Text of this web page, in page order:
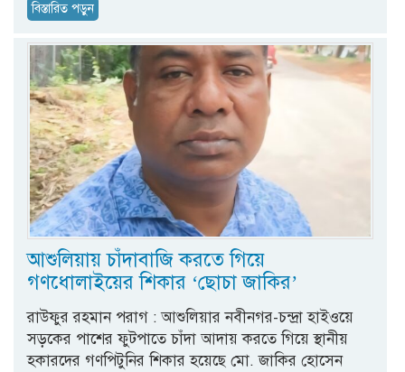
বিস্তারিত পড়ুন
আশুলিয়ায় চাঁদাবাজি করতে গিয়ে
গণধোলাইয়ের শিকার ‘ছোচা জাকির’
রাউফুর রহমান পরাগ : আশুলিয়ার নবীনগর-চন্দ্রা হাইওয়ে
সড়কের পাশের ফুটপাতে চাঁদা আদায় করতে গিয়ে স্থানীয়
হকারদের গণপিটুনির শিকার হয়েছে মো. জাকির হোসেন